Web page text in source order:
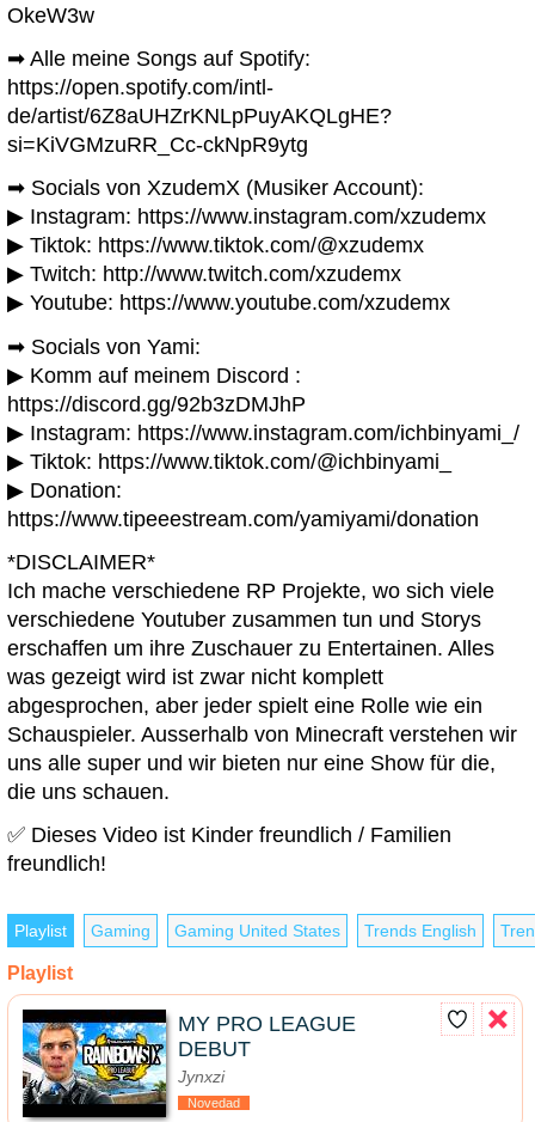
OkeW3w
➡ Alle meine Songs auf Spotify:
https://open.spotify.com/intl-
de/artist/6Z8aUHZrKNLpPuyAKQLgHE?
si=KiVGMzuRR_Cc-ckNpR9ytg
➡ Socials von XzudemX (Musiker Account):
▶ Instagram: https://www.instagram.com/xzudemx
▶ Tiktok: https://www.tiktok.com/@xzudemx
▶ Twitch: http://www.twitch.com/xzudemx
▶ Youtube: https://www.youtube.com/xzudemx
➡ Socials von Yami:
▶ Komm auf meinem Discord :
https://discord.gg/92b3zDMJhP
▶ Instagram: https://www.instagram.com/ichbinyami_/
▶ Tiktok: https://www.tiktok.com/@ichbinyami_
▶ Donation:
https://www.tipeeestream.com/yamiyami/donation
*DISCLAIMER*
Ich mache verschiedene RP Projekte, wo sich viele
verschiedene Youtuber zusammen tun und Storys
erschaffen um ihre Zuschauer zu Entertainen. Alles
was gezeigt wird ist zwar nicht komplett
abgesprochen, aber jeder spielt eine Rolle wie ein
Schauspieler. Ausserhalb von Minecraft verstehen wir
uns alle super und wir bieten nur eine Show für die,
die uns schauen.
✅ Dieses Video ist Kinder freundlich / Familien
freundlich!
Playlist Gaming Gaming United States Trends English
Playlist
MY PRO LEAGUE
DEBUT
Jynxzi
Novedad